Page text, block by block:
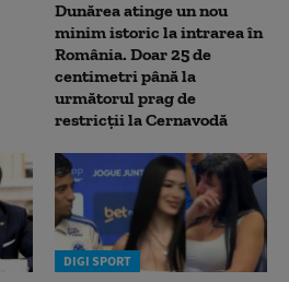
Dunărea atinge un nou
minim istoric la intrarea în
România. Doar 25 de
centimetri până la
următorul prag de
restricții la Cernavodă
DIGI SPORT